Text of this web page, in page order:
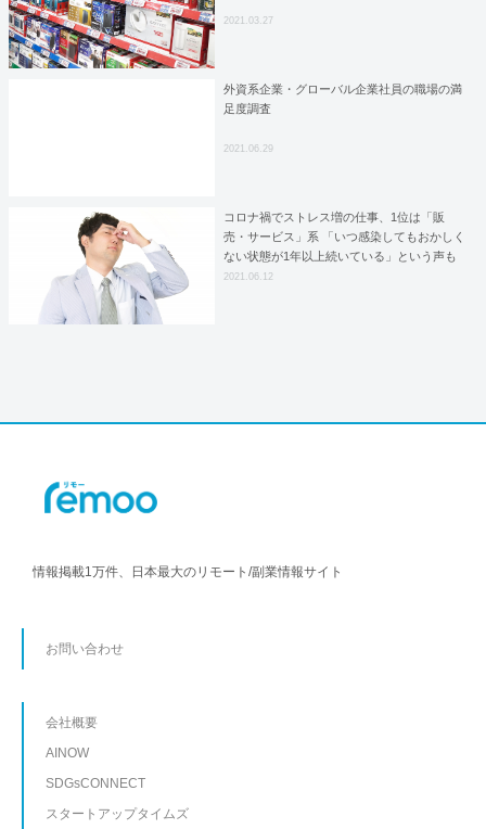
2021.03.27
外資系企業・グローバル企業社員の職場の満
足度調査
2021.06.29
コロナ禍でストレス増の仕事、1位は「販
売・サービス」系 「いつ感染してもおかしく
ない状態が1年以上続いている」という声も
2021.06.12
情報掲載1万件、日本最大のリモート/副業情報サイト
お問い合わせ
会社概要
AINOW
SDGsCONNECT
スタートアップタイムズ